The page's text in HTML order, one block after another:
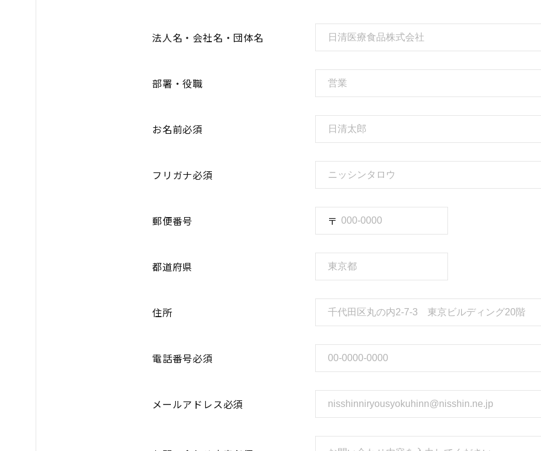
法人名・会社名・団体名
部署・役職
お名前必須
フリガナ必須
郵便番号
都道府県
住所
電話番号必須
メールアドレス必須